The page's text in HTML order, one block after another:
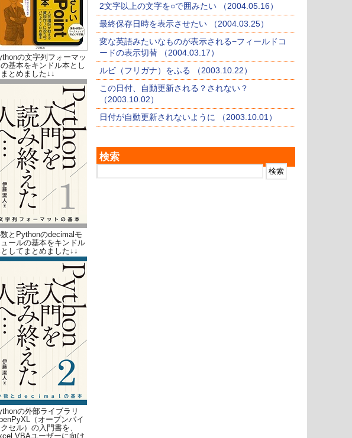
の文字列フォーマッ
の基本をキンドル本とし
とめました↓↓
とPythonのdecimalモ
ールの基本をキンドル
してまとめました↓↓
の外部ライブラリ
（オープンパイ
セル）の入門書を、
VBAユーザーに向け
2文字以上の文字を○で囲みたい （2004.05.16）
最終保存日時を表示させたい （2004.03.25）
変な英語みたいなものが表示される−フィールドコ
ードの表示切替 （2004.03.17）
ルビ（フリガナ）をふる （2003.10.22）
この日付、自動更新される？されない？
（2003.10.02）
日付が自動更新されないように （2003.10.01）
検索